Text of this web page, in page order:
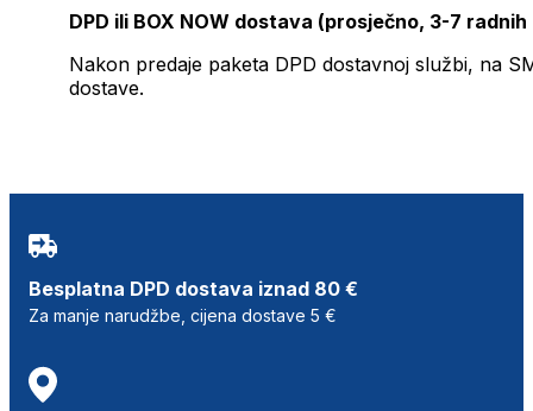
DPD ili BOX NOW dostava (prosječno, 3-7 radnih
Nakon predaje paketa DPD dostavnoj službi, na
dostave.
Besplatna DPD dostava iznad 80 €
Za manje narudžbe, cijena dostave 5 €